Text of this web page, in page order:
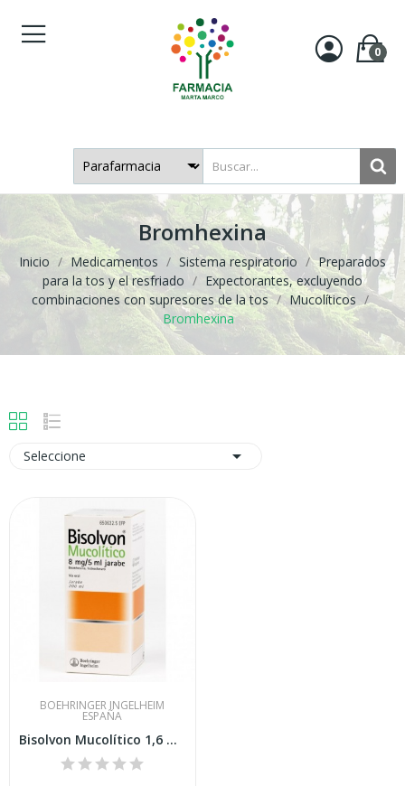
0
Bromhexina
Inicio Medicamentos Sistema respiratorio
Preparados
para la tos y el resfriado
Expectorantes, excluyendo
combinaciones con supresores de la tos
Mucolíticos
Bromhexina
Seleccione 
BOEHRINGER INGELHEIM
ESPAÑA
Bisolvon Mucolítico 1,6 Mg-ml Jarabe 200 Ml